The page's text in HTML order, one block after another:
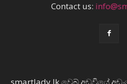
Contact us: